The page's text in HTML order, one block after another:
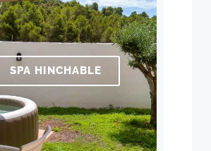
SPA HINCHABLE